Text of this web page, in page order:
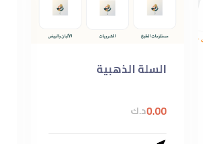
السلة الذهبية
0.00د.ك